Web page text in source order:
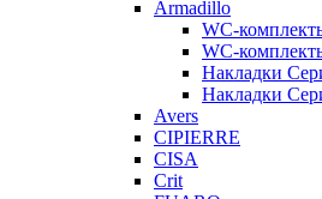
Armadillo
WC-
WC-
Накладки
Накладки
Avers
CIPIERRE
CISA
Crit